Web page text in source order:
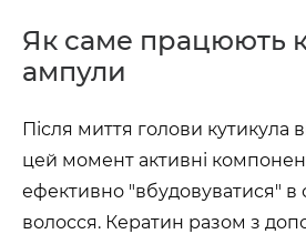
Як саме працюють
ампули
Після миття голови кутикула
цей момент активні
ефективно "вбудовуватися" в
волосся. Кератин разом з